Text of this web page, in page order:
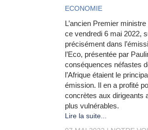
ECONOMIE
L’ancien Premier
ce vendredi 6 mai 2022,
précisément dans
l’Eco, présentée par
conséquences néfastes
l’Afrique étaient le
émission. Il en a profité
concrètes aux dirigeants
plus vulnérables.
Lire la suite...